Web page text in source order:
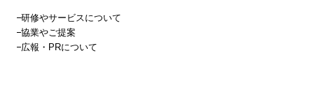
研修やサービスについて
協業やご提案
広報・PRについて